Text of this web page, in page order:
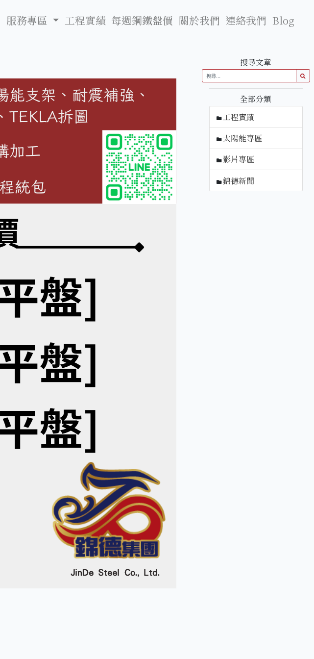
服務專區 工程實績 每週鋼鐵盤價 關於我們 連絡我們 Blog
搜尋文章
全部分類
工程實蹟
太陽能專區
影片專區
錦德新聞